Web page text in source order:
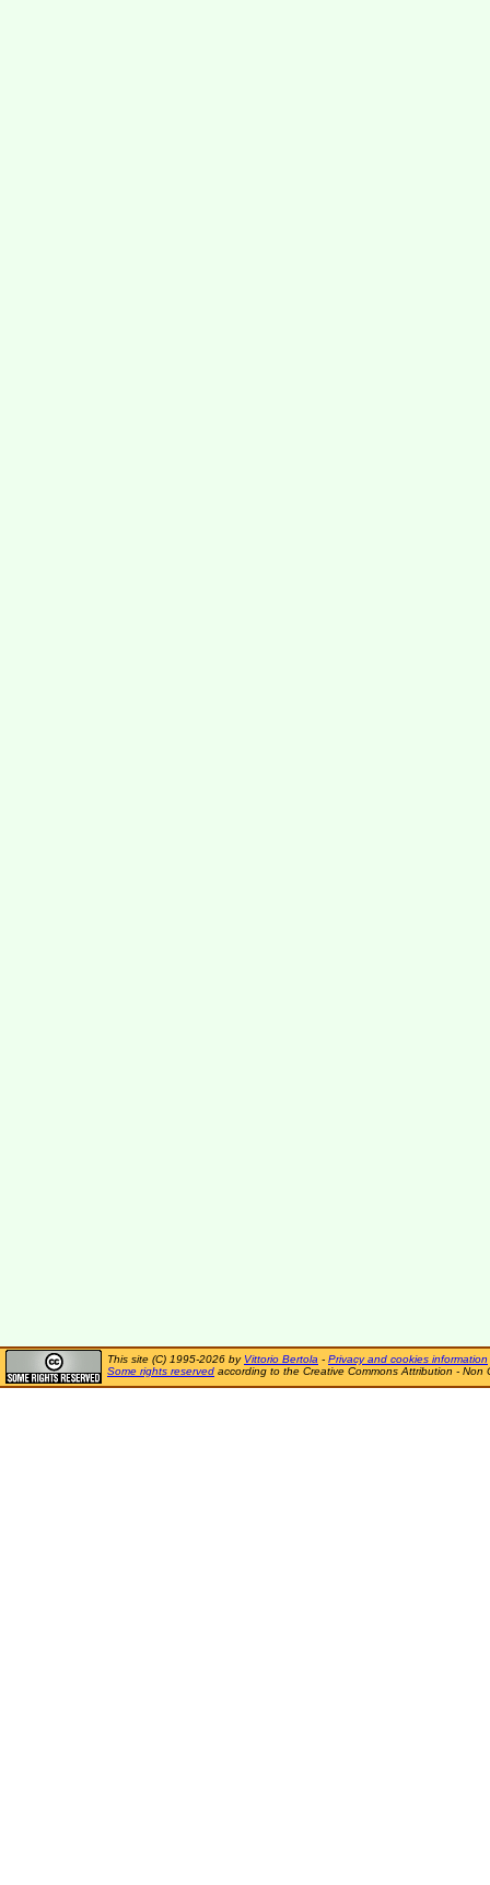
This site (C) 1995-2026 by Vittorio Bertola - Privacy and cookies information
Some rights reserved according to the Creative Commons Attribution - Non